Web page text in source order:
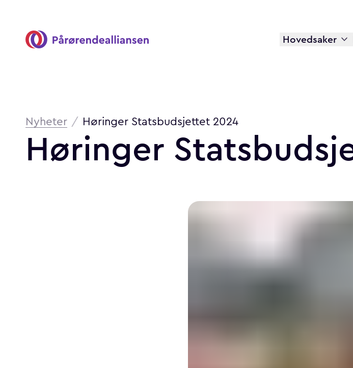
Pårørendealliansen Hovedsaker
Brødsmulesti
Nyheter / Høringer Statsbudsjettet 2024
Høringer